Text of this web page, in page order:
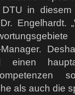
in diesem
Engelhardt.
einen
als auch die